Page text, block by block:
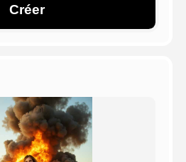
Créer